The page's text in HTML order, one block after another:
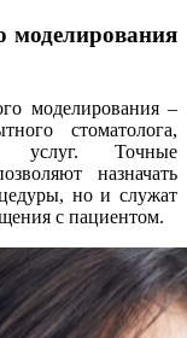
моделирования
моделирования –
стоматолога,
услуг. Точные
назначать
но и служат
с пациентом.